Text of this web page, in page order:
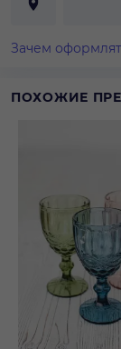
Зачем
ПОХОЖИЕ